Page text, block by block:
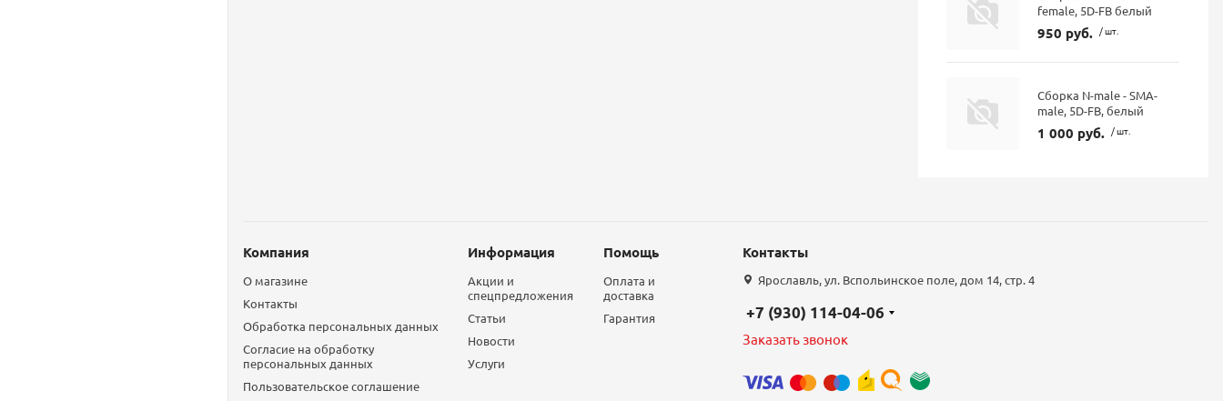
female, 5D-FB белый
950 руб. / шт.
Сборка N-male - SMA-
male, 5D-FB, белый
1 000 руб. / шт.
Компания
О магазине
Контакты
Обработка персональных данных
Согласие на обработку
персональных данных
Пользовательское соглашение
Информация
Акции и
спецпредложения
Статьи
Новости
Услуги
Помощь
Оплата и
доставка
Гарантия
Контакты
Ярославль, ул. Вспольинское поле, дом 14, стр. 4
+7 (930) 114-04-06
Заказать звонок